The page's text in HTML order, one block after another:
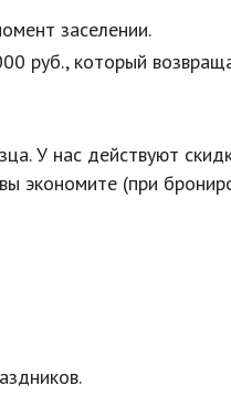
заселении.
руб., который
У нас действуют
экономите (при